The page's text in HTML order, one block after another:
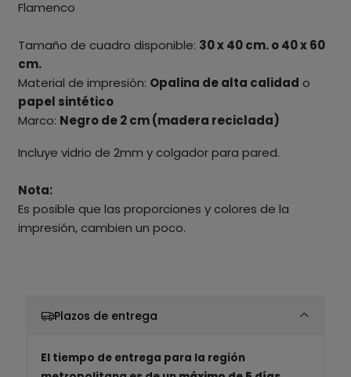
Flamenco
Tamaño de cuadro disponible: 30 x 40 cm. o 40 x 60
cm.
Material de impresión: Opalina de alta calidad o
papel sintético
Marco: Negro de 2 cm (madera reciclada)
Incluye vidrio de 2mm y colgador para pared.
Nota:
Es posible que las proporciones y colores de la
impresión, cambien un poco.
Plazos de entrega
El tiempo de entrega para la región